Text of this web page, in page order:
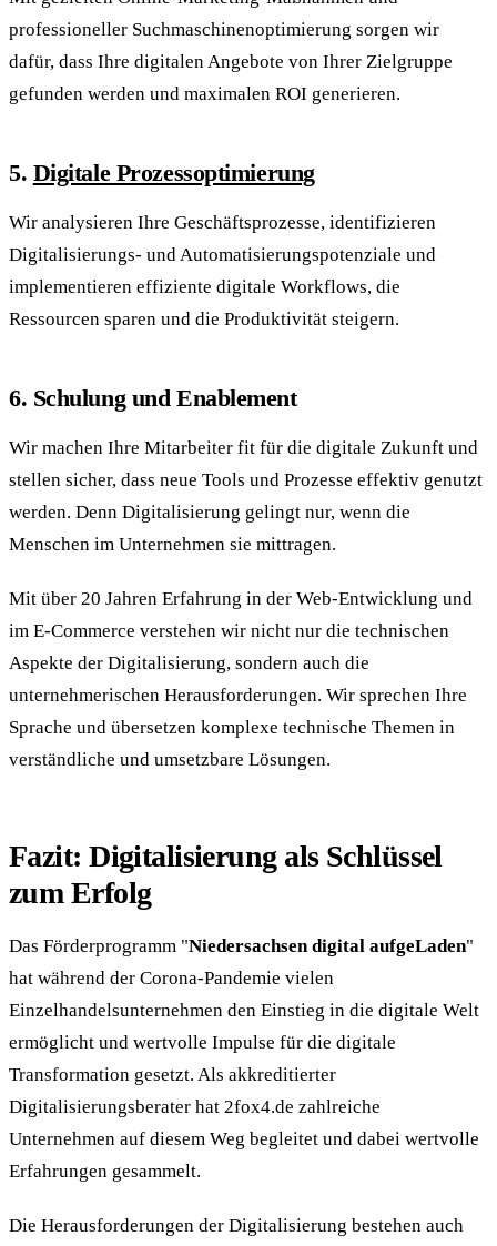
professioneller Suchmaschinenoptimierung sorgen wir
dafür, dass Ihre digitalen Angebote von Ihrer Zielgruppe
gefunden werden und maximalen ROI generieren.
5. Digitale Prozessoptimierung
Wir analysieren Ihre Geschäftsprozesse, identifizieren
Digitalisierungs- und Automatisierungspotenziale und
implementieren effiziente digitale Workflows, die
Ressourcen sparen und die Produktivität steigern.
6. Schulung und Enablement
Wir machen Ihre Mitarbeiter fit für die digitale Zukunft und
stellen sicher, dass neue Tools und Prozesse effektiv genutzt
werden. Denn Digitalisierung gelingt nur, wenn die
Menschen im Unternehmen sie mittragen.
Mit über 20 Jahren Erfahrung in der Web-Entwicklung und
im E-Commerce verstehen wir nicht nur die technischen
Aspekte der Digitalisierung, sondern auch die
unternehmerischen Herausforderungen. Wir sprechen Ihre
Sprache und übersetzen komplexe technische Themen in
verständliche und umsetzbare Lösungen.
Fazit: Digitalisierung als Schlüssel
zum Erfolg
Das Förderprogramm "Niedersachsen digital aufgeLaden"
hat während der Corona-Pandemie vielen
Einzelhandelsunternehmen den Einstieg in die digitale Welt
ermöglicht und wertvolle Impulse für die digitale
Transformation gesetzt. Als akkreditierter
Digitalisierungsberater hat 2fox4.de zahlreiche
Unternehmen auf diesem Weg begleitet und dabei wertvolle
Erfahrungen gesammelt.
Die Herausforderungen der Digitalisierung bestehen auch